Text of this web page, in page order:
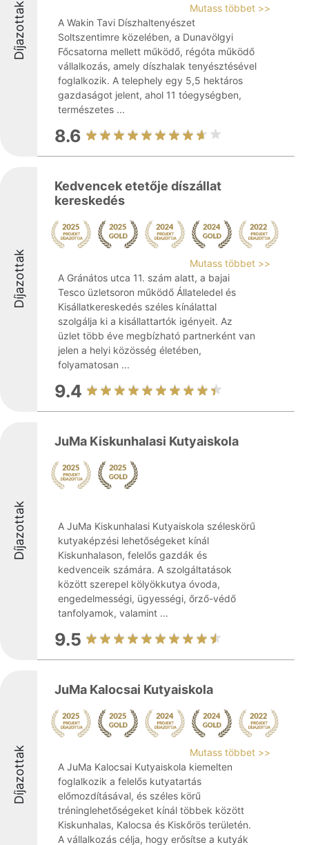
Díjazottak
Mutass többet >>
A Wakin Tavi Díszhaltenyészet
Soltszentimre közelében, a Dunavölgyi
Főcsatorna mellett működő, régóta működő
vállalkozás, amely díszhalak tenyésztésével
foglalkozik. A telephely egy 5,5 hektáros
gazdaságot jelent, ahol 11 tóegységben,
természetes ...
8.6
Díjazottak
Kedvencek etetője díszállat
kereskedés
Mutass többet >>
A Gránátos utca 11. szám alatt, a bajai
Tesco üzletsoron működő Állateledel és
Kisállatkereskedés széles kínálattal
szolgálja ki a kisállattartók igényeit. Az
üzlet több éve megbízható partnerként van
jelen a helyi közösség életében,
folyamatosan ...
9.4
Díjazottak
JuMa Kiskunhalasi Kutyaiskola
A JuMa Kiskunhalasi Kutyaiskola széleskörű
kutyaképzési lehetőségeket kínál
Kiskunhalason, felelős gazdák és
kedvenceik számára. A szolgáltatások
között szerepel kölyökkutya óvoda,
engedelmességi, ügyességi, őrző-védő
tanfolyamok, valamint ...
9.5
Díjazottak
JuMa Kalocsai Kutyaiskola
Mutass többet >>
A JuMa Kalocsai Kutyaiskola kiemelten
foglalkozik a felelős kutyatartás
előmozdításával, és széles körű
tréninglehetőségeket kínál többek között
Kiskunhalas, Kalocsa és Kiskőrös területén.
A vállalkozás célja, hogy erősítse a kutyák